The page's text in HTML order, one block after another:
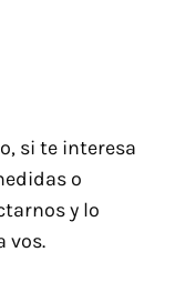
si te interesa
o
y lo
vos.